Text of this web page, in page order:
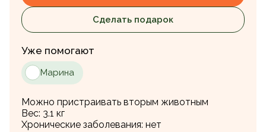
Сделать подарок
Уже помогают
Марина
Можно пристраивать вторым животным
Вес: 3.1 кг
Хронические заболевания: нет